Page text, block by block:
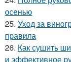
осенью
25. Уход за
правила
26. Как сушить
и эффективное